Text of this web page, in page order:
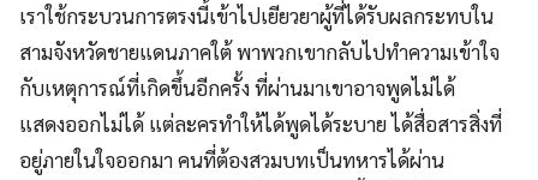
เราใช้กระบวนการตรงนี้เข้าไปเยียวยาผู้ที่ได้รับผลกระทบใน
สามจังหวัดชายแดนภาคใต้ พาพวกเขากลับไปทำความเข้าใจ
กับเหตุการณ์ที่เกิดขึ้นอีกครั้ง ที่ผ่านมาเขาอาจพูดไม่ได้
แสดงออกไม่ได้ แต่ละครทำให้ได้พูดได้ระบาย ได้สื่อสารสิ่งที่
อยู่ภายในใจออกมา คนที่ต้องสวมบทเป็นทหารได้ผ่าน